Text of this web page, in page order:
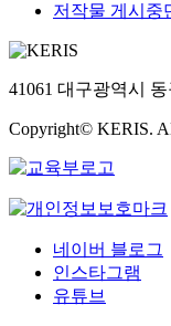
저작물 게시중
41061 대구광역시
Copyright© KERIS.
네이버 블로그
인스타그램
유튜브